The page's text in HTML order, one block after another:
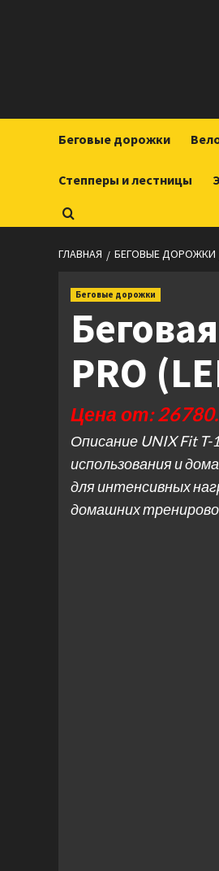
Беговые дорожки
Степперы и лестницы
ГЛАВНАЯ БЕГОВЫЕ ДОРОЖКИ
Беговые дорожки
PRO
Цена от:
Описание UNIX Fit T-
использования и
для интенсивных
домашних